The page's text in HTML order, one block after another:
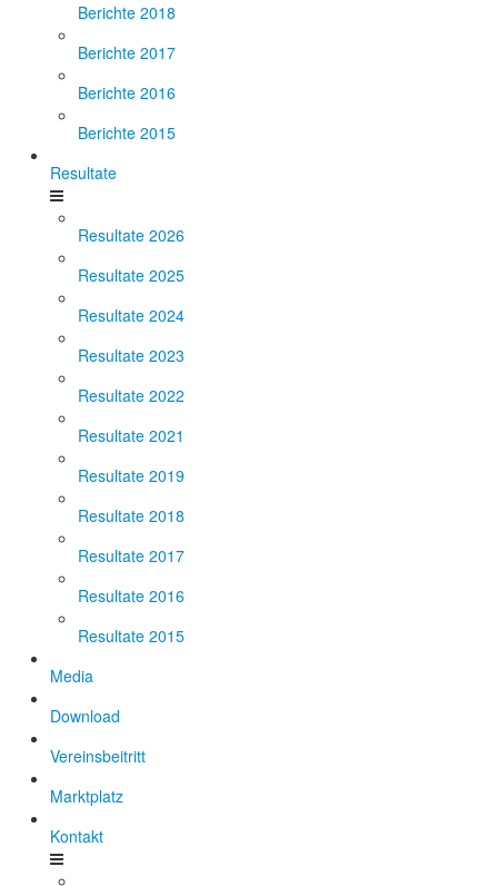
Berichte 2018
Berichte 2017
Berichte 2016
Berichte 2015
Resultate
Resultate 2026
Resultate 2025
Resultate 2024
Resultate 2023
Resultate 2022
Resultate 2021
Resultate 2019
Resultate 2018
Resultate 2017
Resultate 2016
Resultate 2015
Media
Download
Vereinsbeitritt
Marktplatz
Kontakt